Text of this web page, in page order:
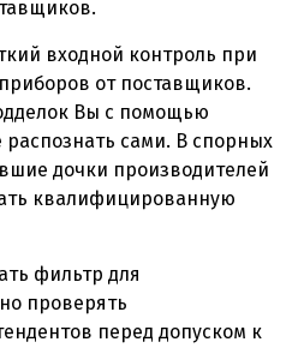
входной контроль при
от поставщиков.
Вы с помощью
распознать сами. В спорных
дочки производителей
квалифицированную
фильтр для
проверять
перед допуском к